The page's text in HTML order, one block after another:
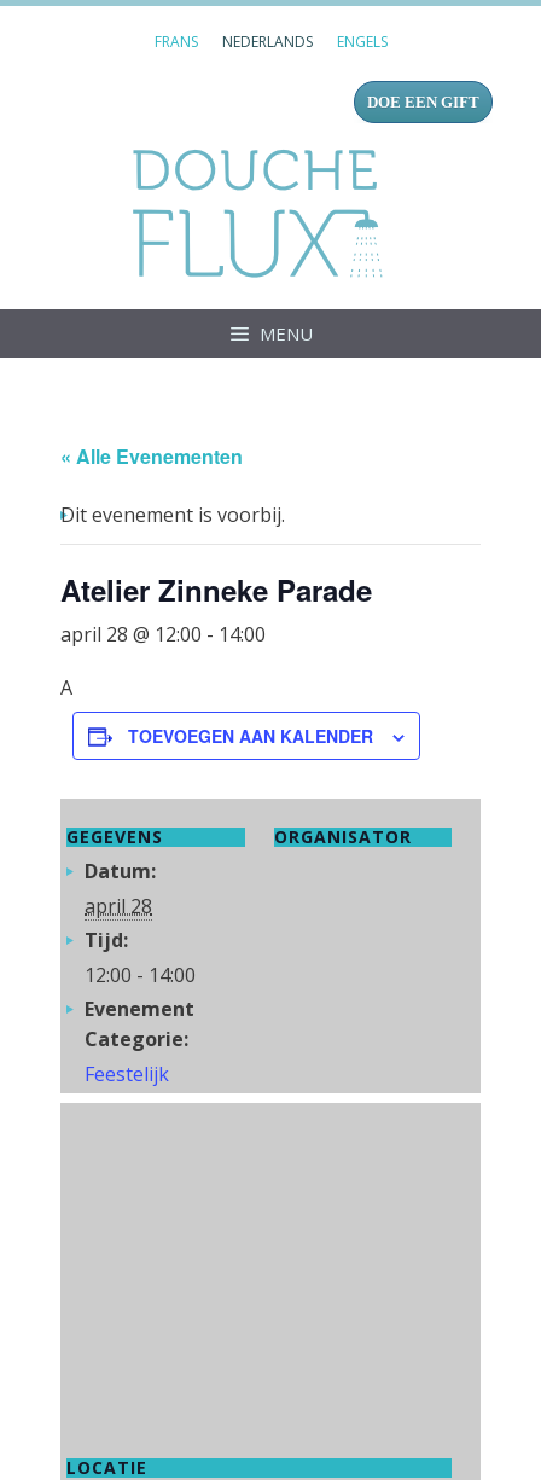
FRANS NEDERLANDS ENGELS
DOE EEN GIFT
MENU
« Alle Evenementen
Dit evenement is voorbij.
Atelier Zinneke Parade
april 28 @ 12:00 - 14:00
A
TOEVOEGEN AAN KALENDER
GEGEVENS
Datum:
april 28
Tijd:
12:00 - 14:00
Evenement
Categorie:
Feestelijk
ORGANISATOR
LOCATIE